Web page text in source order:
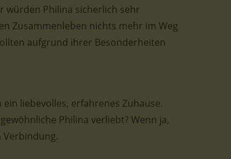
würden Philina sicherlich sehr
Zusammenleben nichts mehr im Weg
aufgrund ihrer Besonderheiten
liebevolles, erfahrenes Zuhause.
Philina verliebt? Wenn ja,
Verbindung.